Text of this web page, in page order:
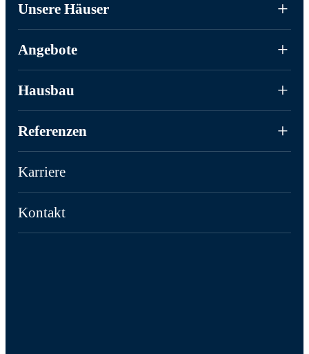
Unsere Häuser
Angebote
Hausbau
Referenzen
Karriere
Kontakt